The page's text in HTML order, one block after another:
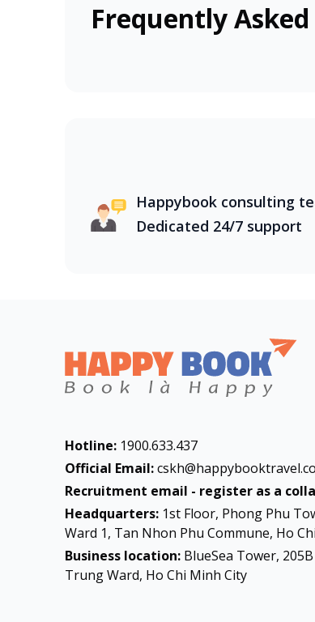
Việt Nam, với thiên nhiên hùng vĩ
Frequently
Happybook consulting
Dedicated 24/7 support
Hotline: 1900.633.437
Official Email:
Recruitment email - register as a
Headquarters: 1st Floor, Phong Phu
Ward 1, Tan Nhon Phu Commune, Ho
Business location: BlueSea Tower,
Trung Ward, Ho Chi Minh City